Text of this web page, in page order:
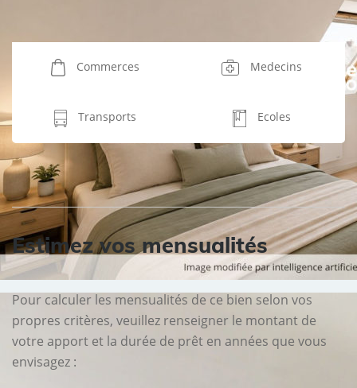
Commerces Medecins
Transports Ecoles
Estimez vos mensualités
Pour calculer les mensualités de ce bien selon vos
propres critères, veuillez renseigner le montant de
votre apport et la durée de prêt en années que vous
envisagez :